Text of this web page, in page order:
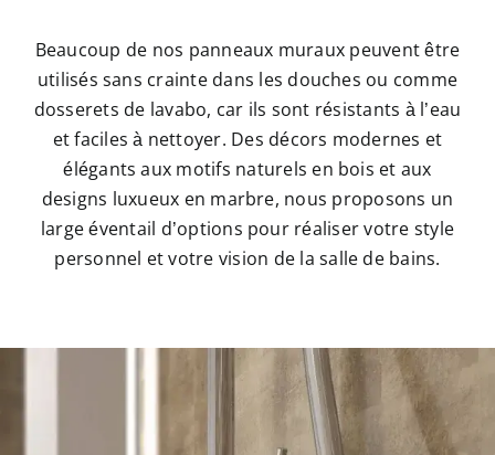
Beaucoup de nos panneaux muraux peuvent être
utilisés sans crainte dans les douches ou comme
dosserets de lavabo, car ils sont résistants à l’eau
et faciles à nettoyer. Des décors modernes et
élégants aux motifs naturels en bois et aux
designs luxueux en marbre, nous proposons un
large éventail d’options pour réaliser votre style
personnel et votre vision de la salle de bains.